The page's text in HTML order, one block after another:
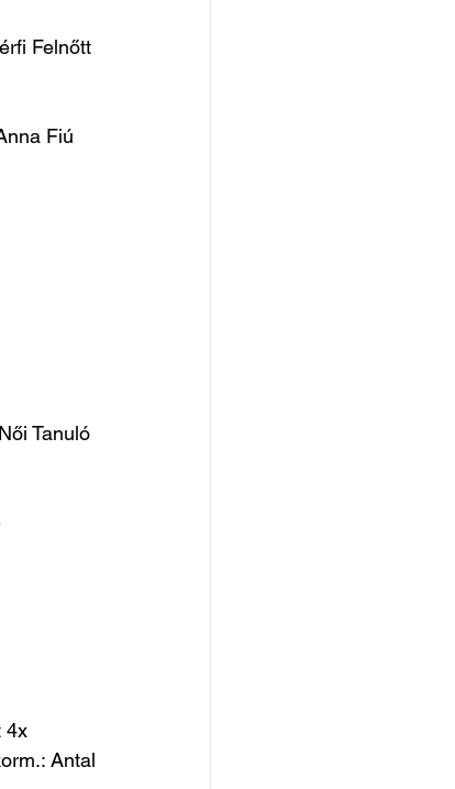
Felnőtt
Fiú
Tanuló
4x
Antal